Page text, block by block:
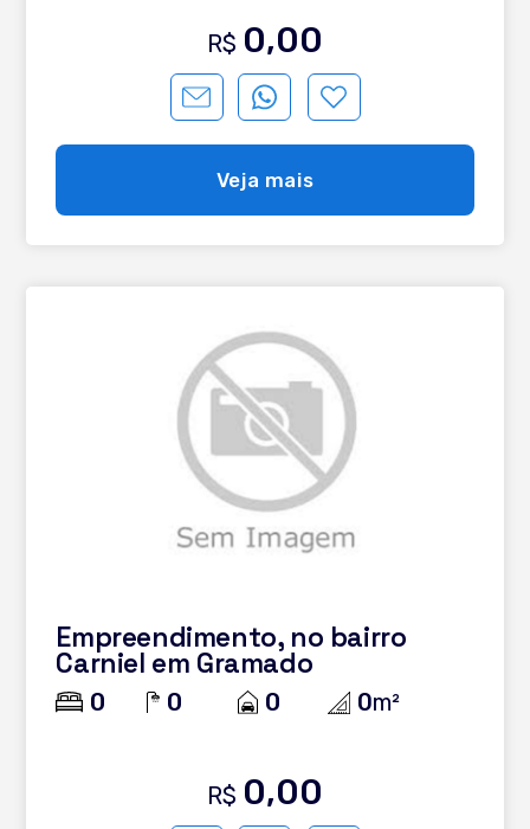
R$ 0,00
Veja mais
Empreendimento, no bairro
Carniel em Gramado
0 0 0 0m²
R$ 0,00